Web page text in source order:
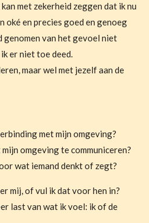
met zekerheid zeggen dat ik nu
oké en precies goed en genoeg
genomen van het gevoel niet
er niet toe deed.
maar wel met jezelf aan de
met mijn omgeving?
omgeving te communiceren?
wat iemand denkt of zegt?
mij, of vul ik dat voor hen in?
last van wat ik voel: ik of de